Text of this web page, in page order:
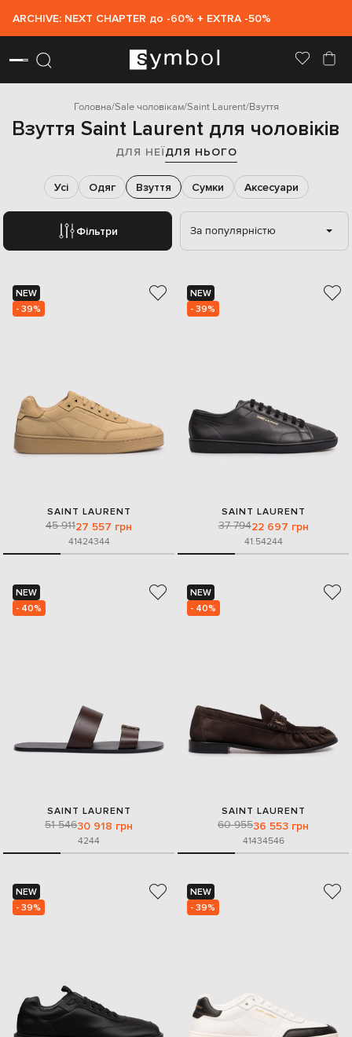
ARCHIVE: NEXT CHAPTER до -60% + EXTRA -50%
Головна Sale чоловікам Saint Laurent Взуття
Взуття Saint Laurent для чоловіків
ДЛЯ НЕЇДЛЯ НЬОГО
Фільтри
Усі Одяг Взуття Сумки Аксесуари
За популярністю
NEW
- 39%
SAINT LAURENT
45 91127 557 грн
41424344
NEW
- 39%
SAINT LAURENT
37 79422 697 грн
41.54244
NEW
- 40%
SAINT LAURENT
51 54630 918 грн
4244
NEW
- 40%
SAINT LAURENT
60 95536 553 грн
41434546
NEW
- 39%
NEW
- 39%